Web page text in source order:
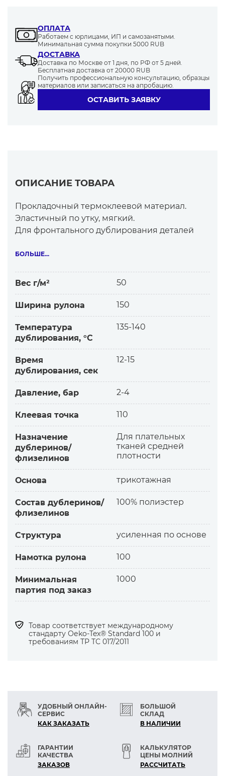
ОПЛАТА
Работаем с юрлицами, ИП и самозанятыми.
Минимальная сумма покупки 5000 RUB
ДОСТАВКА
Доставка по Москве от 1 дня, по РФ от 5 дней.
Бесплатная доставка от 20000 RUB
Получить профессиональную консультацию, образцы
материалов или записаться на апробацию.
ОСТАВИТЬ ЗАЯВКУ
ОПИСАНИЕ ТОВАРА
Прокладочный термоклеевой материал.
Эластичный по утку, мягкий.
Для фронтального дублирования деталей
из тканей и трикотажных полотен.
-прочное мягкое склеивание с эластичными
— без прохождения клея на лицевую сторону
ткани
— cохраняет эластичность материалов в
местах дублирования.
Дополнительная информация:
Трикотажное полотно с уточной нитью.
Уточными называются переплетения, в грунт
которых введены дополнительные (уточные)
нити, не образующие петли.
Ввязанные уточные нити существенно
меняют свойства трикотажного полотна:
— более высокая прочность по утку
— придают полотну ворсованность
— уменьшают растяжимость
— уменьшают показатели усадки трикотажа
БОЛЬШЕ...
Вес г/м² 50
Ширина рулона 150
Температура
дублирования, °С
135-140
Время
дублирования, сек
12-15
Давление, бар 2-4
Клеевая точка 110
Назначение
дублеринов/
флизелинов
Для плательных
тканей средней
плотности
Основа трикотажная
Состав дублеринов/
флизелинов
100% полиэстер
Структура усиленная по основе
Намотка рулона 100
Минимальная
партия под заказ
1000
Товар соответствует международному
стандарту Оеko-Tex® Standard 100 и
требованиям ТР ТС 017/2011
УДОБНЫЙ ОНЛАЙН-
СЕРВИС
КАК ЗАКАЗАТЬ
БОЛЬШОЙ
СКЛАД
В НАЛИЧИИ
ГАРАНТИИ
КАЧЕСТВА
ЗАКАЗОВ
КАЛЬКУЛЯТОР
ЦЕНЫ МОЛНИЙ
РАСCЧИТАТЬ